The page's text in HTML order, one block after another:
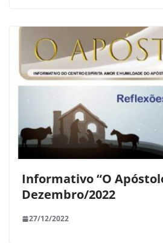
Informativo “O
Dezembro/2022
27/12/2022